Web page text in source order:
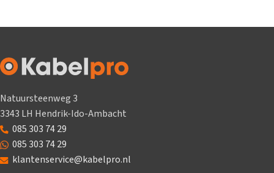
Natuursteenweg 3
3343 LH Hendrik-Ido-Ambacht
085 303 74 29
085 303 74 29
klantenservice@kabelpro.nl